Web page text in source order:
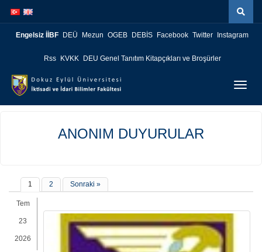
atla
atla
Engelsiz İİBF DEÜ Mezun OGEB DEBİS Facebook Twitter Instagram
Rss KVKK DEU Genel Tanıtım Kitapçıkları ve Broşürler
ANONIM DUYURULAR
1 2 Sonraki »
Tem
23
2026